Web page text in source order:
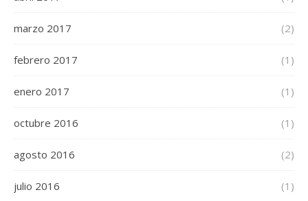
marzo 2017 (2)
febrero 2017 (1)
enero 2017 (1)
octubre 2016 (1)
agosto 2016 (2)
julio 2016 (1)